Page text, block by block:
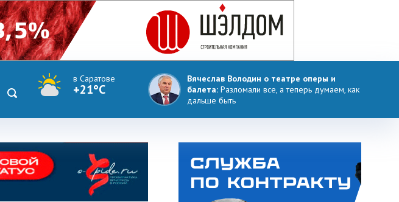
в Саратове
+21°C
Вячеслав Володин о театре оперы и
балета: Разломали все, а теперь думаем, как
дальше быть